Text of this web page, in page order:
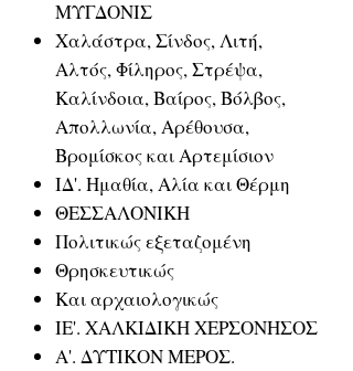
ΜΥΓΔΟΝΙΣ
Χαλάστρα, Σίνδος, Λιτή,
Αλτός, Φίληρος, Στρέψα,
Καλίνδοια, Βαίρος, Βόλβος,
Απολλωνία, Αρέθουσα,
Βρομίσκος και Αρτεμίσιον
ΙΔ'. Ημαθία, Αλία και Θέρμη
ΘΕΣΣΑΛΟΝΙΚΗ
Πολιτικώς εξεταζομένη
Θρησκευτικώς
Και αρχαιολογικώς
ΙΕ'. ΧΑΛΚΙΔΙΚΗ ΧΕΡΣΟΝΗΣΟΣ
Α'. ΔΥΤΙΚΟΝ ΜΕΡΟΣ.